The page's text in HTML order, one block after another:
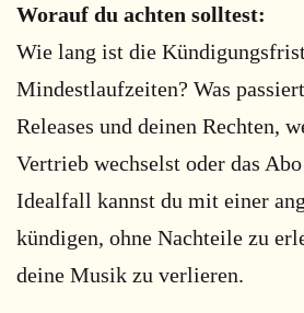
Worauf du achten solltest:
Wie lang ist die
Mindestlaufzeiten? Was
Releases und deinen Rechten,
Vertrieb wechselst oder das
Idealfall kannst du mit einer
kündigen, ohne Nachteile zu
deine Musik zu verlieren.